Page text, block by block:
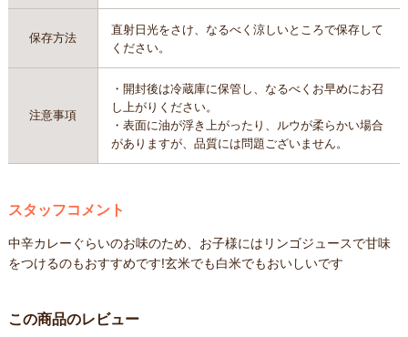
保存方法
直射日光をさけ、なるべく涼しいところで保存して
ください。
注意事項
・開封後は冷蔵庫に保管し、なるべくお早めにお召
し上がりください。
・表面に油が浮き上がったり、ルウが柔らかい場合
がありますが、品質には問題ございません。
スタッフコメント
中辛カレーぐらいのお味のため、お子様にはリンゴジュースで甘味
をつけるのもおすすめです!玄米でも白米でもおいしいです
この商品のレビュー